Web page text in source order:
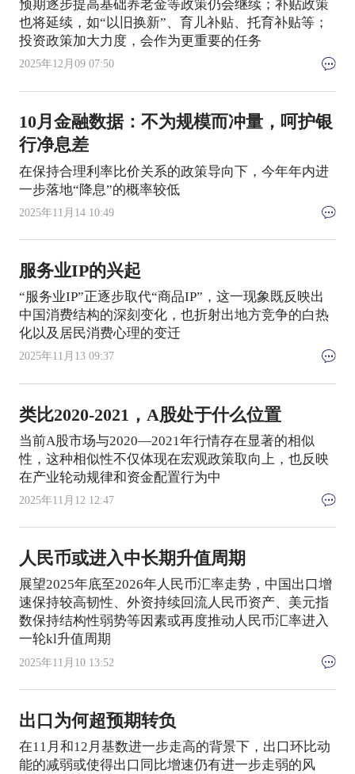
预期逐步提高基础养老金等政策仍会继续；补贴政策
也将延续，如“以旧换新”、育儿补贴、托育补贴等；
投资政策加大力度，会作为更重要的任务
2025年12月09 07:50
10月金融数据：不为规模而冲量，呵护银
行净息差
在保持合理利率比价关系的政策导向下，今年年内进
一步落地“降息”的概率较低
2025年11月14 10:49
服务业IP的兴起
“服务业IP”正逐步取代“商品IP”，这一现象既反映出
中国消费结构的深刻变化，也折射出地方竞争的白热
化以及居民消费心理的变迁
2025年11月13 09:37
类比2020-2021，A股处于什么位置
当前A股市场与2020—2021年行情存在显著的相似
性，这种相似性不仅体现在宏观政策取向上，也反映
在产业轮动规律和资金配置行为中
2025年11月12 12:47
人民币或进入中长期升值周期
展望2025年底至2026年人民币汇率走势，中国出口增
速保持较高韧性、外资持续回流人民币资产、美元指
数保持结构性弱势等因素或再度推动人民币汇率进入
一轮kl升值周期
2025年11月10 13:52
出口为何超预期转负
在11月和12月基数进一步走高的背景下，出口环比动
能的减弱或使得出口同比增速仍有进一步走弱的风